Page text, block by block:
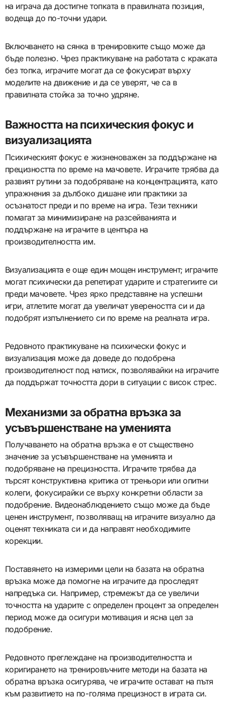
на играча да достигне топката в правилната позиция,
водеща до по-точни удари.
Включването на сянка в тренировките също може да
бъде полезно. Чрез практикуване на работата с краката
без топка, играчите могат да се фокусират върху
моделите на движение и да се уверят, че са в
правилната стойка за точно удряне.
Важността на психическия фокус и
визуализацията
Психическият фокус е жизненоважен за поддържане на
прецизността по време на мачовете. Играчите трябва да
развият рутини за подобряване на концентрацията, като
упражнения за дълбоко дишане или практики за
осъзнатост преди и по време на игра. Тези техники
помагат за минимизиране на разсейванията и
поддържане на играчите в центъра на
производителността им.
Визуализацията е още един мощен инструмент; играчите
могат психически да репетират ударите и стратегиите си
преди мачовете. Чрез ярко представяне на успешни
игри, атлетите могат да увеличат увереността си и да
подобрят изпълнението си по време на реалната игра.
Редовното практикуване на психически фокус и
визуализация може да доведе до подобрена
производителност под натиск, позволявайки на играчите
да поддържат точността дори в ситуации с висок стрес.
Механизми за обратна връзка за
усъвършенстване на уменията
Получаването на обратна връзка е от съществено
значение за усъвършенстване на уменията и
подобряване на прецизността. Играчите трябва да
търсят конструктивна критика от треньори или опитни
колеги, фокусирайки се върху конкретни области за
подобрение. Видеонаблюдението също може да бъде
ценен инструмент, позволяващ на играчите визуално да
оценят техниката си и да направят необходимите
корекции.
Поставянето на измерими цели на базата на обратна
връзка може да помогне на играчите да проследят
напредъка си. Например, стремежът да се увеличи
точността на ударите с определен процент за определен
период може да осигури мотивация и ясна цел за
подобрение.
Редовното преглеждане на производителността и
коригирането на тренировъчните методи на базата на
обратна връзка осигурява, че играчите остават на пътя
към развитието на по-голяма прецизност в играта си.